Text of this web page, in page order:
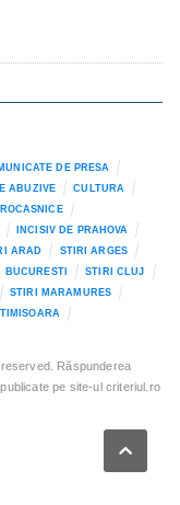
DE PRESA
ABUZIVE
CULTURA
INCISIV DE PRAHOVA
ARAD
STIRI ARGES
BUCURESTI
STIRI CLUJ
STIRI MARAMURES
reserved. Răspunderea
pe site-ul criteriul.ro
